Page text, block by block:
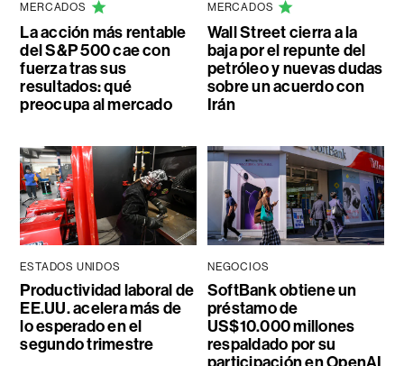
MERCADOS
La acción más rentable
del S&P 500 cae con
fuerza tras sus
resultados: qué
preocupa al mercado
MERCADOS
Wall Street cierra a la
baja por el repunte del
petróleo y nuevas dudas
sobre un acuerdo con
Irán
ESTADOS UNIDOS
Productividad laboral de
EE.UU. acelera más de
lo esperado en el
segundo trimestre
NEGOCIOS
SoftBank obtiene un
préstamo de
US$10.000 millones
respaldado por su